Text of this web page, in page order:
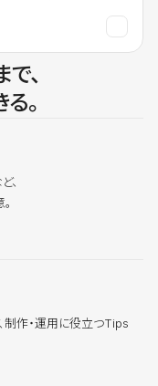
、
。
、
制作・運用に役立つTips